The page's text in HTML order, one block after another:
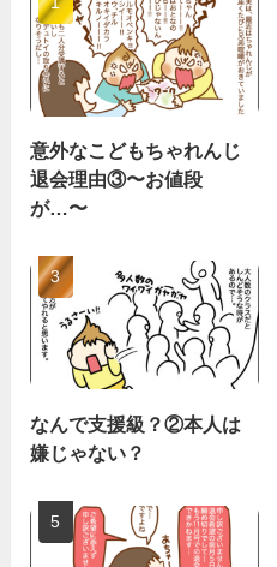
意外なこどもちゃれんじ
退会理由③〜お値段
が…〜
なんで支援級？②本人は
嫌じゃない？